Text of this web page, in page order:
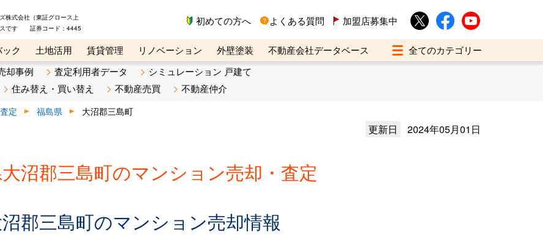
株式会社（東証グロース上
スです 証券コード：4445
初めての方へ よくある質問 加盟店募集中
ク 土地活用 賃貸管理 リノベーション 外壁塗装
不動産会社データベース
イン講座 リビンマガジンBiz 不動産売却ご相談デスク
却事例 査定利用者データ
シミュレーション 戸建て
住み替え・買い替え 不動産売買 不動産仲介
定 福島県 大沼郡三島町
更新日 2024年05月01日
沼郡三島町のマンション売却・査定
郡三島町のマンション売却情報